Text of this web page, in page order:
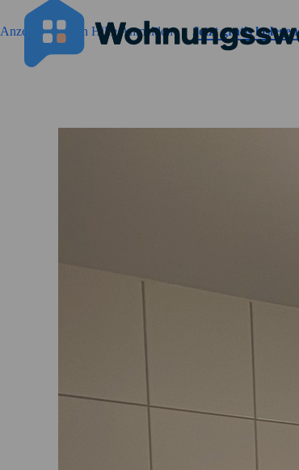
Geh zu der Seiteinhalt
Anzeigen suchen Hilfe Anmelden Jetzt gratis loslegen